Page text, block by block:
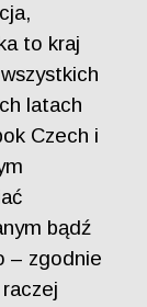
to kraj
latach
Czech i
bądź
– zgodnie